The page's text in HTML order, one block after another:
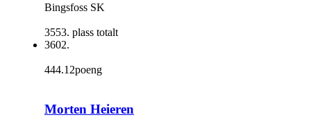
Bingsfoss SK
3553. plass totalt
3602.
444.12poeng
Morten Heieren